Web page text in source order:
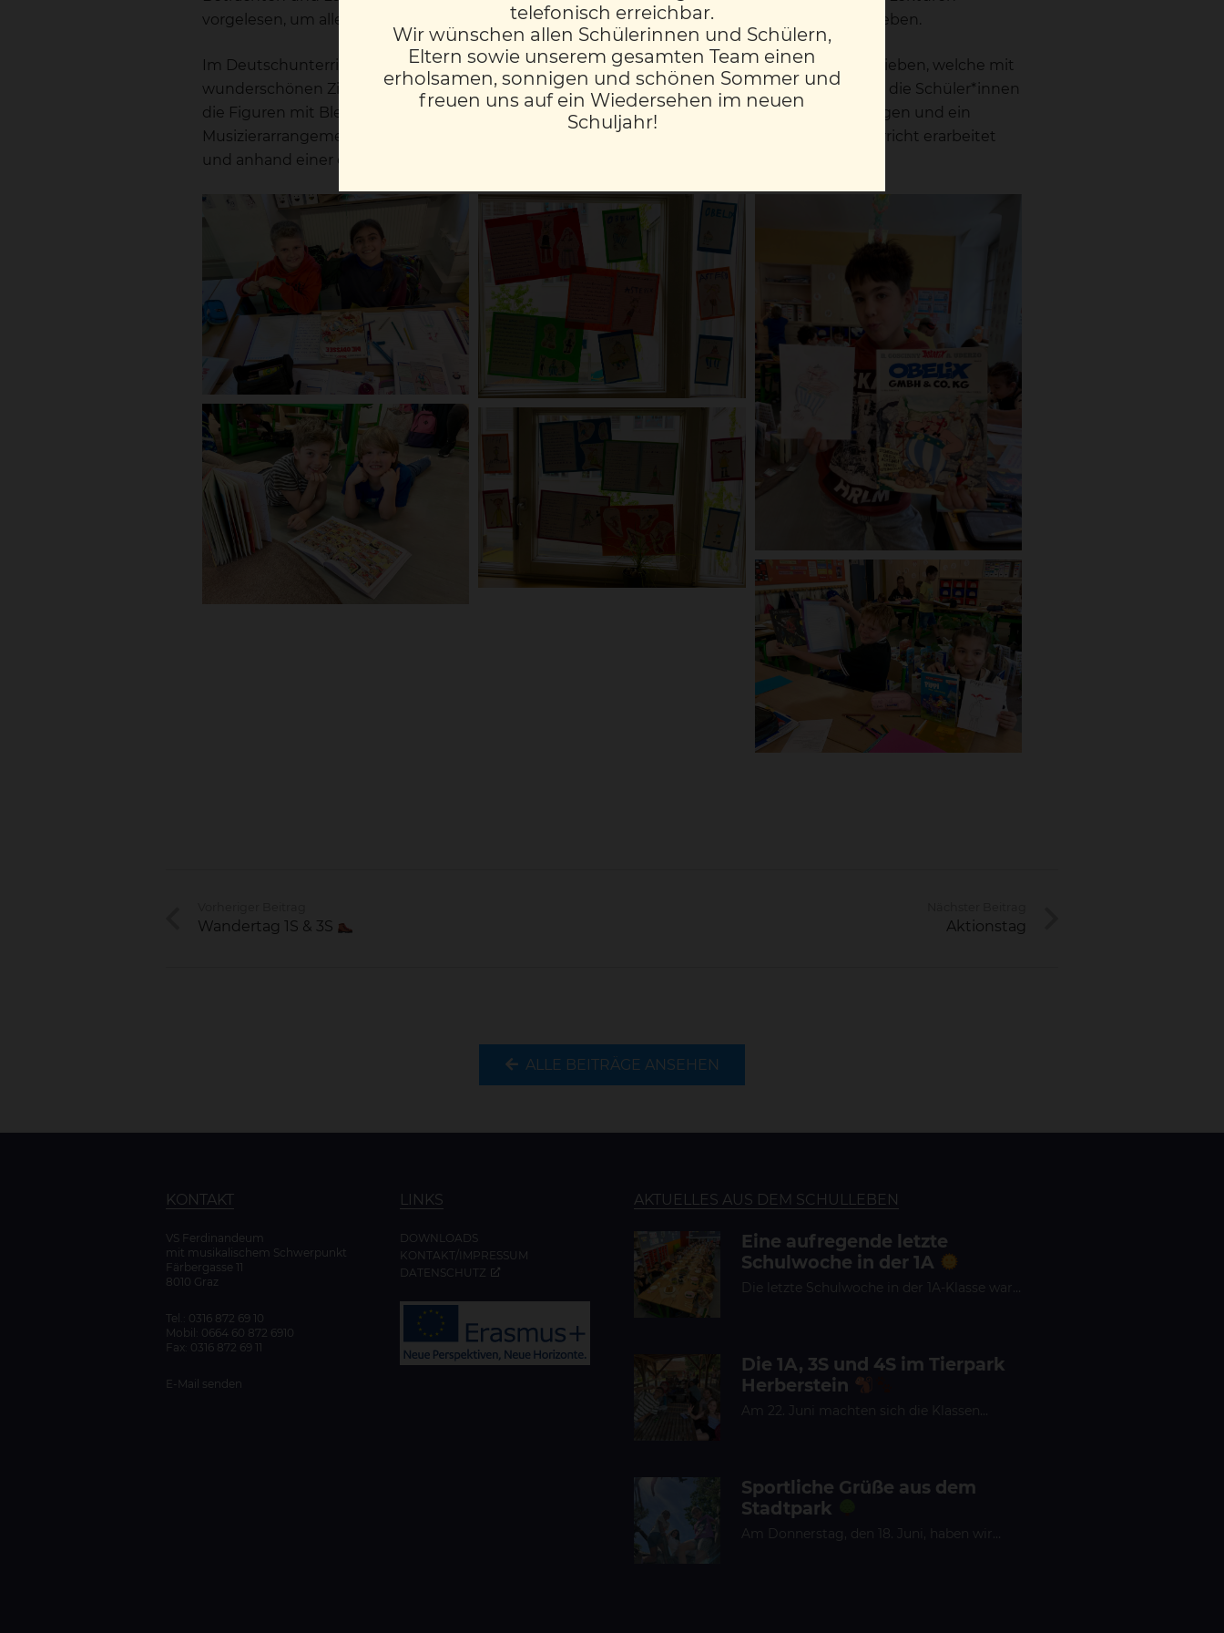
vorgelesen, um allen Kindern einen Einblick in die Werke dieser bekannten Autor*innen zu geben.
Im Deutschunterricht wurden Personenbeschreibungen und Steckbriefe der Figuren geschrieben, welche mit
wunderschönen Zierzeilen und Zeichnungen umrahmt wurden. Im Kunstunterricht konnten die Schüler*innen
die Figuren mit Bleistift zeichnen. Im Musikunterricht wurde „Hey, Pippi Langstrumpf“ gesungen und ein
Musizierarrangement mit Orff-Instrumenten gestaltet. „Body parts“ wurden im Englischunterricht erarbeitet
und anhand einer englischen Personenbeschreibung ein Bild gezeichnet.
Wandertag 1S & 3S Aktionstag
ALLE BEITRÄGE ANSEHEN
KONTAKT
VS Ferdinandeum
mit musikalischem Schwerpunkt
Färbergasse 11
8010 Graz
Tel.: 0316 872 69 10
Mobil: 0664 60 872 6910
Fax: 0316 872 69 11
E-Mail senden
LINKS
DOWNLOADS
KONTAKT/IMPRESSUM
DATENSCHUTZ
AKTUELLES AUS DEM SCHULLEBEN
Eine aufregende letzte
Schulwoche in der 1A
Die letzte Schulwoche in der 1A-Klasse war…
Die 1A, 3S und 4S im Tierpark
Herberstein
Am 22. Juni machten sich die Klassen…
Sportliche Grüße aus dem
Stadtpark
Am Donnerstag, den 18. Juni, haben wir…
telefonisch erreichbar.
Wir wünschen allen Schülerinnen und Schülern,
Eltern sowie unserem gesamten Team einen
erholsamen, sonnigen und schönen Sommer und
freuen uns auf ein Wiedersehen im neuen
Schuljahr!